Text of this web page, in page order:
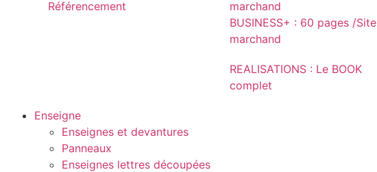
Référencement
marchand
BUSINESS+ : 60 pages /Site
marchand
REALISATIONS : Le BOOK
complet
Enseigne
Enseignes et devantures
Panneaux
Enseignes lettres découpées